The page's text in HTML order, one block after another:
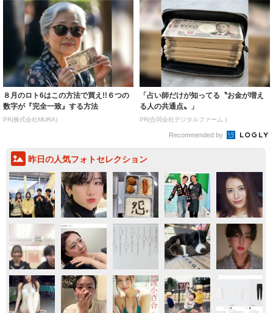
８月のロト6はこの方法で買え!!６つの
数字が『完全一致』する方法
PR(株式会社MURA)
「占い師だけが知ってる〝お金が増え
る人の共通点〟」
PR(合同会社デジタルファーム )
Recommended by
昨日の人気フォトセレクション